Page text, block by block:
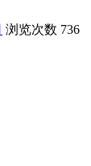
浏览次数 736